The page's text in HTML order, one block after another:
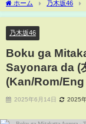
ホーム 乃木坂46
(友よここでサヨナラだ)
乃木坂46
Boku ga
Sayonara da (
(Kan/Rom/
2025年6月14日 2025